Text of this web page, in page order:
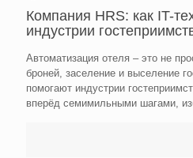
Компания HRS: как IT-
индустрии
Автоматизация отеля – это не
броней, заселение и выселение
помогают индустрии
вперёд семимильными шагами,